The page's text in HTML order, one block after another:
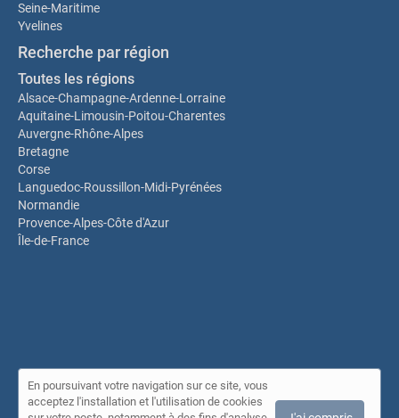
Seine-Maritime
Yvelines
Recherche par région
Toutes les régions
Alsace-Champagne-Ardenne-Lorraine
Aquitaine-Limousin-Poitou-Charentes
Auvergne-Rhône-Alpes
Bretagne
Corse
Languedoc-Roussillon-Midi-Pyrénées
Normandie
Provence-Alpes-Côte d'Azur
Île-de-France
© Annuaire des psychosomaticiens (SPI) 2026 |
Mon compte|Contact
En poursuivant votre navigation sur ce site, vous
acceptez l'installation et l'utilisation de cookies